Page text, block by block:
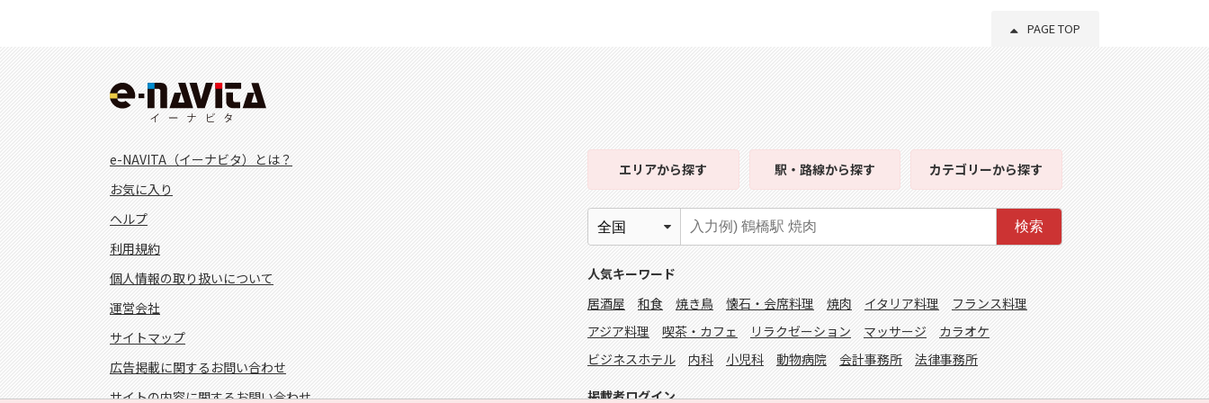
PAGE TOP
e-NAVITA（イーナビタ）とは？
お気に入り
ヘルプ
利用規約
個人情報の取り扱いについて
運営会社
サイトマップ
広告掲載に関するお問い合わせ
サイトの内容に関するお問い合わせ
エリアから探す 駅・路線から探す カテゴリーから探す
検索
人気キーワード
居酒屋
和食 焼き鳥 懐石・会席料理 焼肉 イタリア料理
フランス料理
アジア料理
喫茶・カフェ リラクゼーション マッサージ
カラオケ
ビジネスホテル
内科 小児科 動物病院 会計事務所 法律事務所
掲載者ログイン